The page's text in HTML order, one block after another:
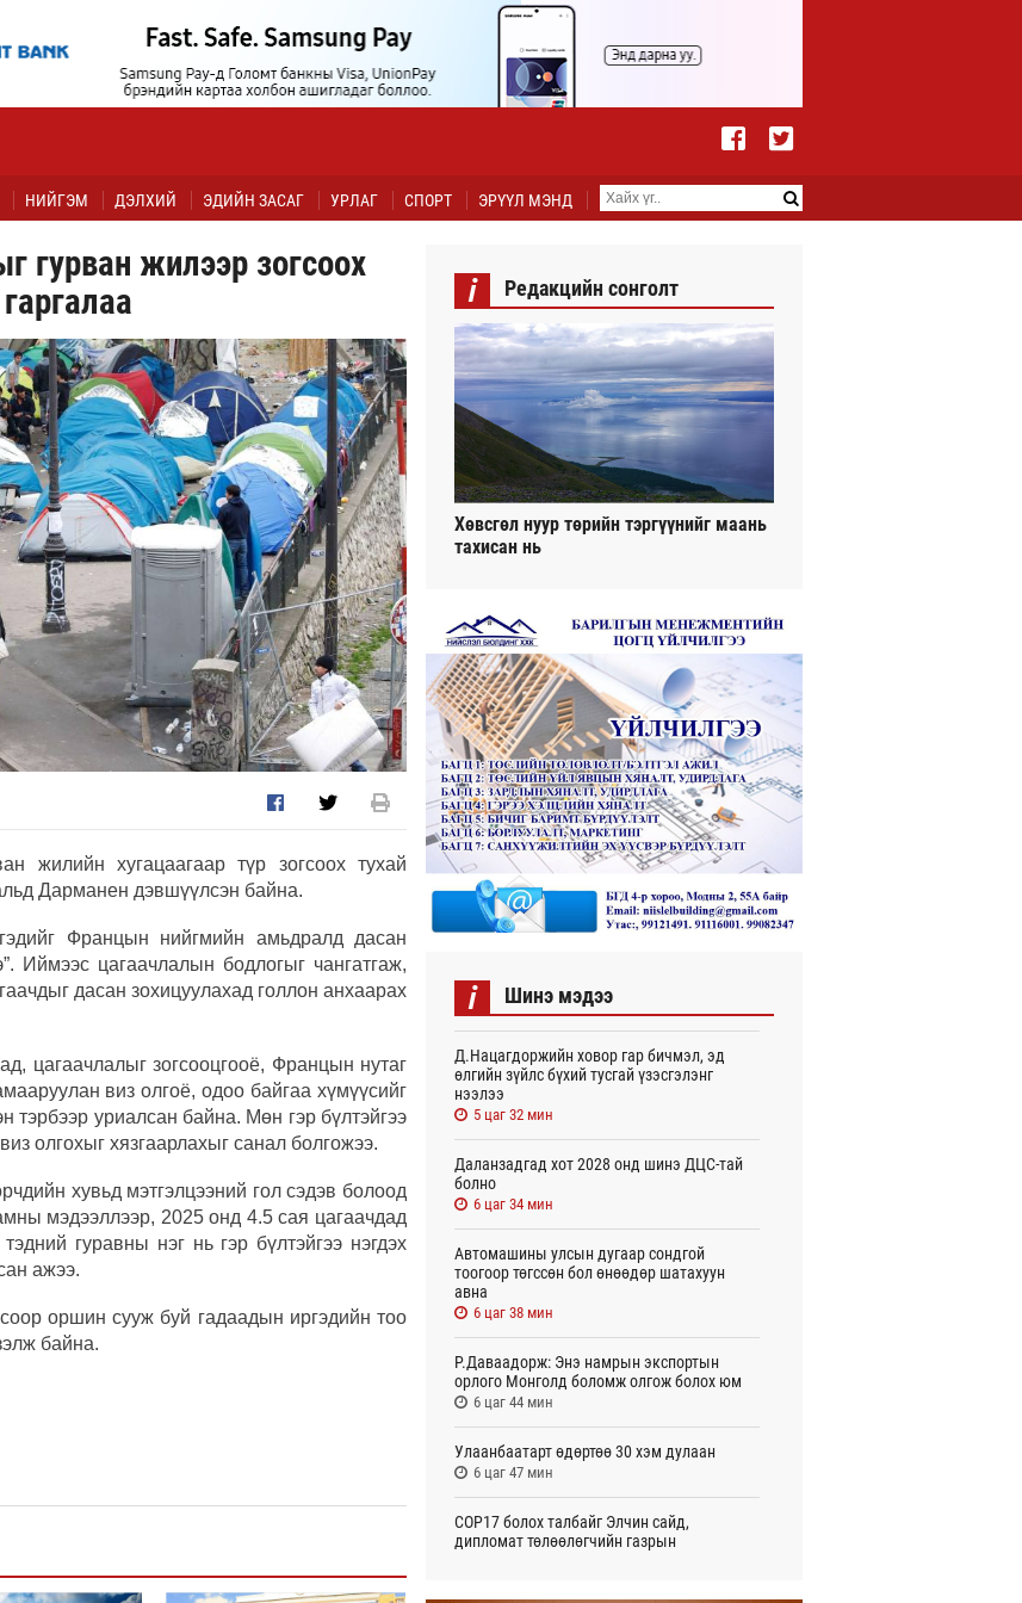
НИЙГЭМ ДЭЛХИЙ ЭДИЙН ЗАСАГ УРЛАГ СПОРТ ЭРҮҮЛ МЭНД
гурван жилээр зогсоох
жилийн хугацаагаар түр зогсоох тухай
Дарманен дэвшүүлсэн байна.
Францын нийгмийн амьдралд дасан
Иймээс цагаачлалын бодлогыг чангатгаж,
дасан зохицуулахад голлон анхаарах
цагаачлалыг зогсооцгооё, Францын нутаг
виз олгоё, одоо байгаа хүмүүсийг
тэрбээр уриалсан байна. Мөн гэр бүлтэйгээ
олгохыг хязгаарлахыг санал болгожээ.
хувьд мэтгэлцээний гол сэдэв болоод
мэдээллээр, 2025 онд 4.5 сая цагаачдад
гуравны нэг нь гэр бүлтэйгээ нэгдэх
ажээ.
оршин сууж буй гадаадын иргэдийн тоо
байна.
i Редакцийн сонголт
Хөвсгөл нуур төрийн тэргүүнийг маань
тахисан нь
i Шинэ мэдээ
Д.Нацагдоржийн ховор гар бичмэл, эд
өлгийн зүйлс бүхий тусгай үзэсгэлэнг
нээлээ
5 цаг 32 мин
Даланзадгад хот 2028 онд шинэ ДЦС-тай
болно
6 цаг 34 мин
Автомашины улсын дугаар сондгой
тоогоор төгссөн бол өнөөдөр шатахуун
авна
6 цаг 38 мин
Р.Даваадорж: Энэ намрын экспортын
орлого Монголд боломж олгож болох юм
6 цаг 44 мин
Улаанбаатарт өдөртөө 30 хэм дулаан
6 цаг 47 мин
СОР17 болох талбайг Элчин сайд,
дипломат төлөөлөгчийн газрын